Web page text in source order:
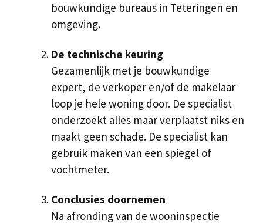
bouwkundige bureaus in Teteringen en
omgeving.
De technische keuring
Gezamenlijk met je bouwkundige
expert, de verkoper en/of de makelaar
loop je hele woning door. De specialist
onderzoekt alles maar verplaatst niks en
maakt geen schade. De specialist kan
gebruik maken van een spiegel of
vochtmeter.
Conclusies doornemen
Na afronding van de wooninspectie